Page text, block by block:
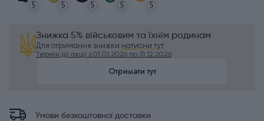
5 5 5 5 5
Знижка 5% військовим та їхнім родинам
Для отримання знижки натисни тут
Термін дії акції з 01.01.2026 по 31.12.2026
Отримати тут
Умови безкоштовної доставки